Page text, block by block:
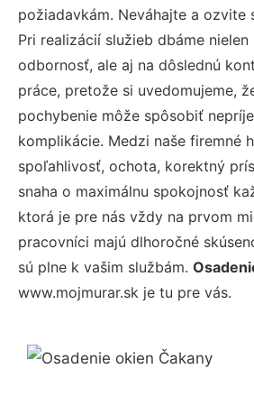
požiadavkám. Neváhajte a ozvite
Pri realizácií služieb dbáme
odbornosť, ale aj na dôslednú
práce, pretože si uvedomujeme,
pochybenie môže spôsobiť
komplikácie. Medzi naše firemné
spoľahlivosť, ochota, korektný
snaha o maximálnu spokojnosť
ktorá je pre nás vždy na prvom
pracovníci majú dlhoročné
sú plne k vašim službám.
www.mojmurar.sk je tu pre vás.